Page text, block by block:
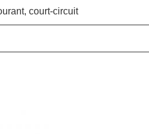
court-circuit